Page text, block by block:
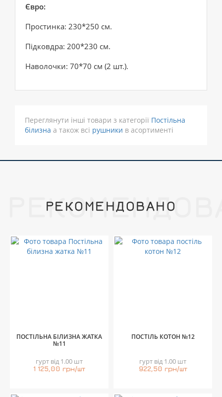
Євро:
Простинка: 230*250 см.
Підковдра: 200*230 см.
Наволочки: 70*70 см (2 шт.).
Переглянути інші товари з категорії Постільна
білизна а також всі рушники в асортименті
РЕКОМЕНДОВАНО
ПОСТІЛЬНА БІЛИЗНА ЖАТКА
№11
гурт від 1.00 шт
1 125,00 грн/шт
ПОСТІЛЬ КОТОН №12
гурт від 1.00 шт
922,50 грн/шт